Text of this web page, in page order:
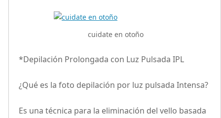
cuidate en otoño
*Depilación Prolongada con Luz Pulsada IPL
¿Qué es la foto depilación por luz pulsada Intensa?
Es una técnica para la eliminación del vello basada